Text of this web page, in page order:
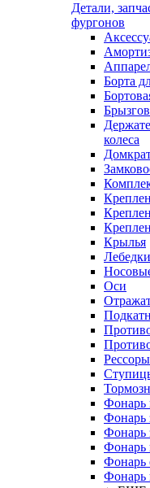
Детали,
фургонов
Борта
колеса
Крылья
Лебедки
Оси
Рессоры
Фонарь
Фонарь
Фонарь
Фонарь
Фонарь
Фонарь